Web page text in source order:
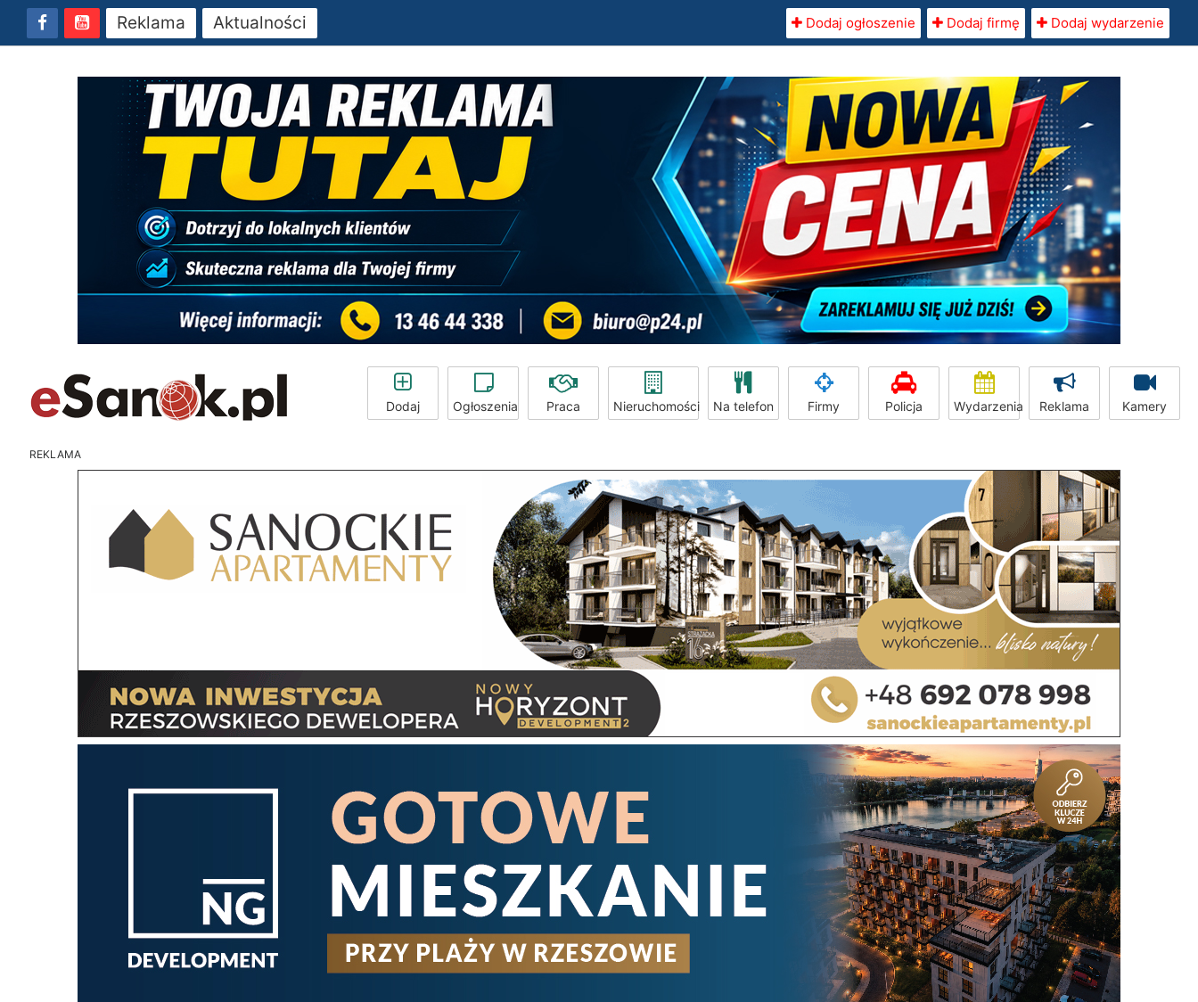
Reklama Aktualności Dodaj ogłoszenie Dodaj firmę Dodaj wydarzenie
Dodaj Ogłoszenia Praca Nieruchomości Na telefon Firmy Policja Wydarzenia Reklama Kamery
REKLAMA